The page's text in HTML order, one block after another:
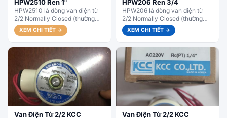
HPW2510 Ren 1"
HPW2510 là dòng van điện từ
2/2 Normally Closed (thường
đóng) của KCC Hàn Quốc, kiểu
diaphragm/pilot....
XEM CHI TIẾT →
HPW206 Ren 3/4
HPW206 là dòng van điện từ
2/2 Normally Closed (thường
đóng) của KCC Hàn Quốc, kiểu
diaphragm/pilot...
XEM CHI TIẾT →
Van Điện Từ 2/2 KCC
Van Điện Từ 2/2 KCC